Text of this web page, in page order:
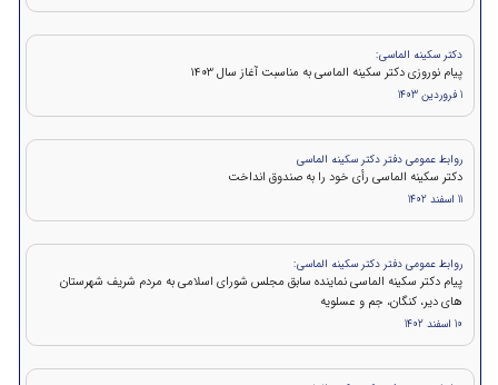
دکتر سکینه الماسی:
پیام نوروزی دکتر سکینه الماسی به مناسبت آغاز سال 1403
1 فروردین 1403
روابط عمومی دفتر دکتر سکینه الماسی
دکتر سکینه الماسی رأی خود را به صندوق انداخت
11 اسفند 1402
روابط عمومی دفتر دکتر سکینه الماسی:
پیام دکتر سکینه الماسی نماینده سابق مجلس شورای اسلامی به مردم شریف شهرستان
های دیر، کنگان، جم و عسلویه
10 اسفند 1402